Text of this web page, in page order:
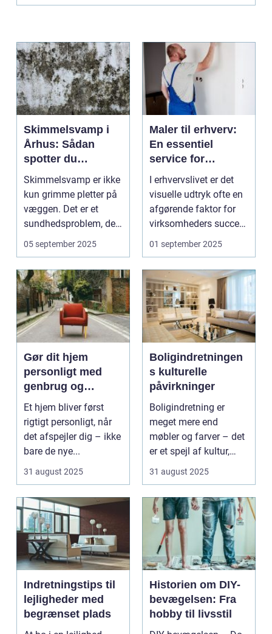
Skimmelsvamp i
Århus: Sådan
spotter du
problemet
Skimmelsvamp er ikke
kun grimme pletter på
væggen. Det er et
sundhedsproblem, der
ofte s...
05 september 2025
Maler til erhverv:
En essentiel
service for
virksomheder
I erhvervslivet er det
visuelle udtryk ofte en
afgørende faktor for
virksomheders succes.
En ...
01 september 2025
Gør dit hjem
personligt med
genbrug og
vintage
Et hjem bliver først
rigtigt personligt, når
det afspejler dig – ikke
bare de nye...
31 august 2025
Boligindretningen
s kulturelle
påvirkninger
Boligindretning er
meget mere end
møbler og farver – det
er et spejl af kultur,
traditi...
31 august 2025
Indretningstips til
lejligheder med
begrænset plads
Historien om DIY-
bevægelsen: Fra
hobby til livsstil